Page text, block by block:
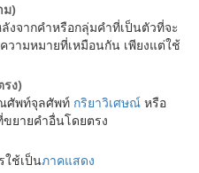
ม)
งจากคำหรือกลุ่มคำที่เป็นตัวที่จะ
วามหมายที่เหมือนกัน เพียงแต่ใช้
ง)
ศัพท์จุลศัพท์ กริยาวิเศษณ์ หรือ
ยายคำอื่นโดยตรง
ช้เป็นภาคแสดง